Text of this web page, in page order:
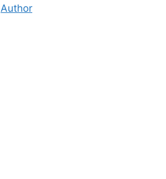
Author